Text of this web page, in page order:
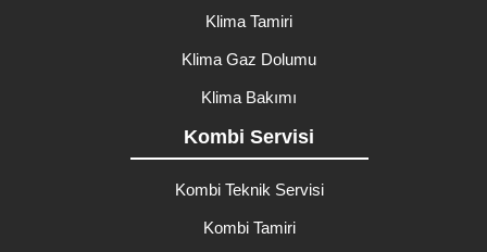
Klima Tamiri
Klima Gaz Dolumu
Klima Bakımı
Kombi Servisi
Kombi Teknik Servisi
Kombi Tamiri